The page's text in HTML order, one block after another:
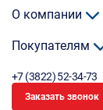
О компании
Покупателям
+7 (3822) 52-34-73
Заказать звонок